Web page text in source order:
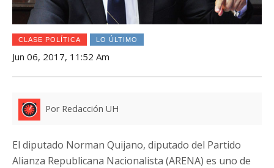
CLASE POLÍTICA LO ÚLTIMO
Jun 06, 2017, 11:52 Am
Por Redacción UH
El diputado Norman Quijano, diputado del Partido
Alianza Republicana Nacionalista (ARENA) es uno de